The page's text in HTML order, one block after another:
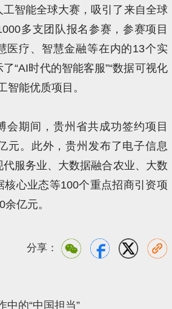
智能全球大赛，吸引了来自全球
多支团队报名参赛，参赛项目
医疗、智慧金融等在内的13个实
“AI时代的智能客服”“数据可视化
智能优质项目。
会期间，贵州省共成功签约项目
元。此外，贵州发布了电子信息
服务业、大数据融合农业、大数
核心业态等100个重点招商引资项
亿元。
分享：
中的“中国担当”